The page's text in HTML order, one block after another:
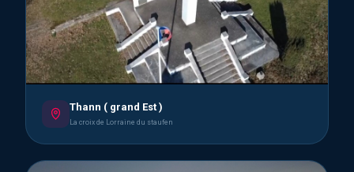
Thann ( grand Est )
La croix de Lorraine du staufen